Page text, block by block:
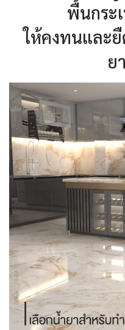
พื้นกระ
ให้คงทนและยื
ย